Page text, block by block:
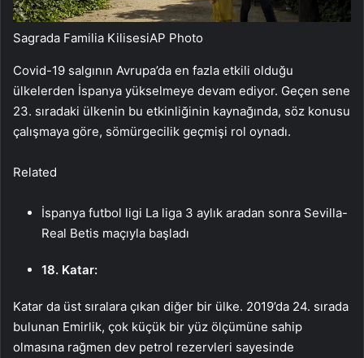
Sagrada Familia KilisesiAP Photo
Covid-19 salgının Avrupa’da en fazla etkili olduğu
ülkelerden İspanya yükselmeye devam ediyor. Geçen sene
23. sıradaki ülkenin bu etkinliğinin kaynağında, söz konusu
çalışmaya göre, sömürgecilik geçmişi rol oynadı.
Related
İspanya futbol ligi La liga 3 aylık aradan sonra Sevilla-
Real Betis maçıyla başladı
18. Katar:
Katar da üst sıralara çıkan diğer bir ülke. 2019’da 24. sırada
bulunan Emirlik, çok küçük bir yüz ölçümüne sahip
olmasına rağmen dev petrol rezervleri sayesinde